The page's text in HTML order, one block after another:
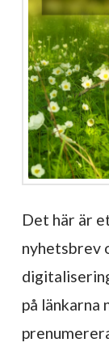
Det här är
nyhetsbrev
på länkarna